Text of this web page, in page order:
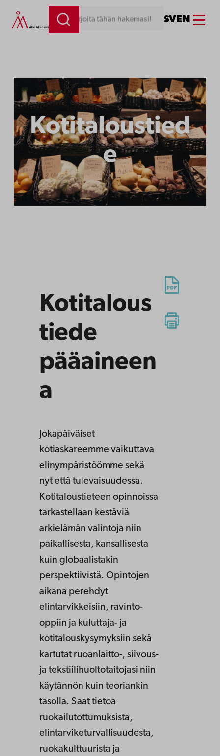
Kirjoita tähän hakemasi! SVEN Menu
Kotitaloustied
e
Kotitalous
tiede
pääaineen
a
Jokapäiväiset
kotiaskareemme vaikuttava
elinympäristöömme sekä
nyt että tulevaisuudessa.
Kotitaloustieteen opinnoissa
tarkastellaan kestäviä
arkielämän valintoja niin
paikallisesta, kansallisesta
kuin globaalistakin
perspektiivistä. Opintojen
aikana perehdyt
elintarvikkeisiin, ravinto-
oppiin ja kuluttaja- ja
kotitalouskysymyksiin sekä
kartutat ruoanlaitto-, siivous-
ja tekstiilihuoltotaitojasi niin
käytännön kuin teoriankin
tasolla. Saat tietoa
ruokailutottumuksista,
elintarviketurvallisuudesta,
ruokakulttuurista ja